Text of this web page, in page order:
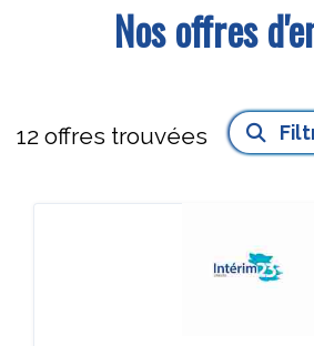
Nos offres
12 offres trouvées